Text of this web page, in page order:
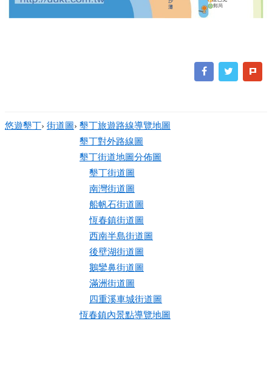
灘
郵局
悠遊墾丁› 街道圖› 墾丁旅遊路線導覽地圖
墾丁對外路線圖
墾丁街道地圖分佈圖
墾丁街道圖
南灣街道圖
船帆石街道圖
恆春鎮街道圖
西南半島街道圖
後壁湖街道圖
鵝鑾鼻街道圖
滿洲街道圖
四重溪車城街道圖
恆春鎮內景點導覽地圖